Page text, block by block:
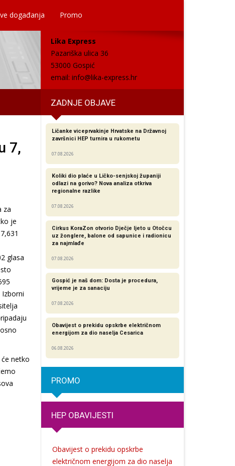
događanja Promo
Lika Express
Pazariška ulica 36
53000 Gospić
email: info@lika-express.hr
ZADNJE OBJAVE
7,
za
je
glasa
Izborni
netko
Ličanke viceprvakinje Hrvatske na Državnoj
završnici HEP turnira u rukometu
07.08.2026
Koliki dio plaće u Ličko-senjskoj županiji
odlazi na gorivo? Nova analiza otkriva
regionalne razlike​
07.08.2026
Cirkus KoraZon otvorio Dječje ljeto u Otočcu
uz žonglere, balone od sapunice i radionicu
za najmlađe
07.08.2026
Gospić je naš dom: Dosta je procedura,
vrijeme je za sanaciju
07.08.2026
Obavijest o prekidu opskrbe električnom
energijom za dio naselja Cesarica
06.08.2026
PROMO
HEP OBAVIJESTI
Obavijest o prekidu opskrbe
električnom energijom za dio naselja